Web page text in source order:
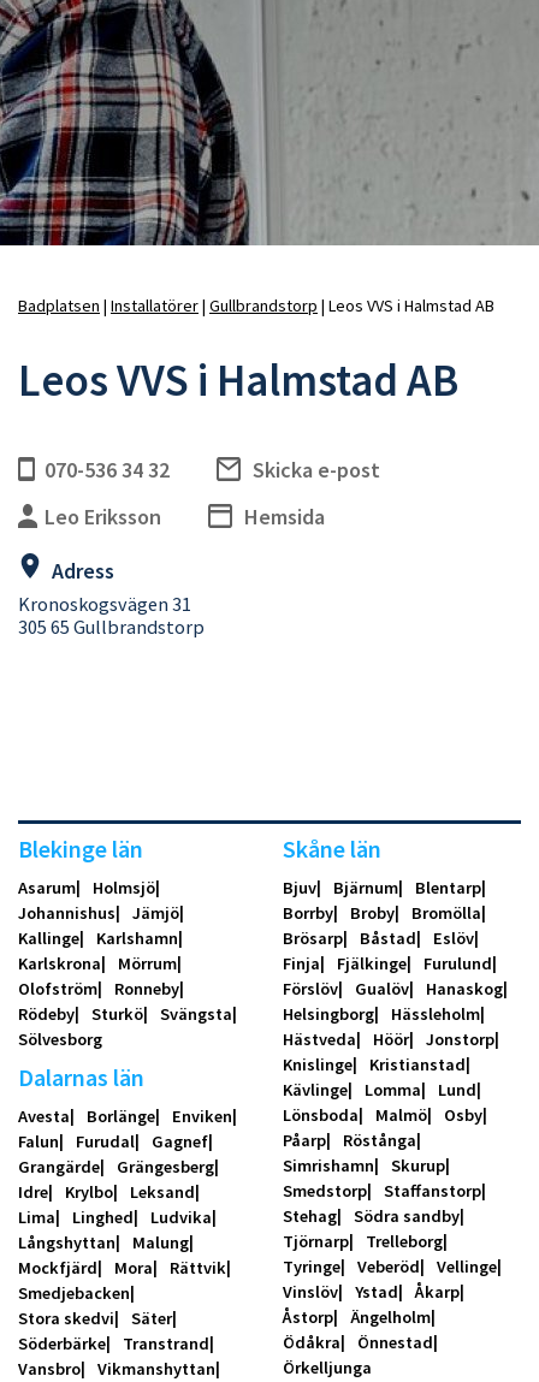
Badplatsen Installatörer Gullbrandstorp Leos VVS i Halmstad AB
Leos VVS i Halmstad AB
070-536 34 32
Skicka e-post
Leo Eriksson
Hemsida
Adress
Kronoskogsvägen 31
305 65 Gullbrandstorp
Blekinge län
Asarum
Holmsjö
Johannishus
Jämjö
Kallinge
Karlshamn
Karlskrona
Mörrum
Olofström
Ronneby
Rödeby
Sturkö
Svängsta
Sölvesborg
Dalarnas län
Avesta Borlänge
Enviken
Falun
Furudal
Gagnef
Grangärde
Grängesberg
Idre
Krylbo
Leksand
Lima
Linghed
Ludvika
Långshyttan
Malung
Mockfjärd
Mora
Rättvik
Smedjebacken
Stora skedvi
Säter
Söderbärke
Transtrand
Vansbro
Vikmanshyttan
Skåne län
Bjuv Bjärnum
Blentarp
Borrby
Broby
Bromölla
Brösarp
Båstad
Eslöv
Finja
Fjälkinge
Furulund
Förslöv
Gualöv
Hanaskog
Helsingborg
Hässleholm
Hästveda
Höör
Jonstorp
Knislinge
Kristianstad
Kävlinge
Lomma
Lund
Lönsboda
Malmö
Osby
Påarp
Röstånga
Simrishamn
Skurup
Smedstorp
Staffanstorp
Stehag
Södra sandby
Tjörnarp
Trelleborg
Tyringe
Veberöd
Vellinge
Vinslöv
Ystad
Åkarp
Åstorp
Ängelholm
Ödåkra
Önnestad
Örkelljunga